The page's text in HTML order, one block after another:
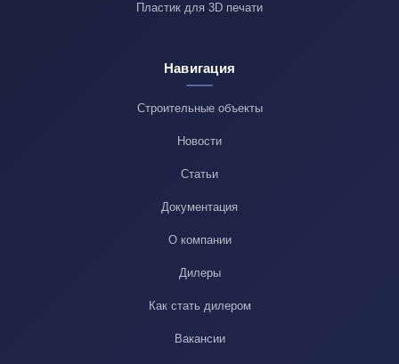
Пластик для 3D печати
Навигация
Строительные объекты
Новости
Статьи
Документация
О компании
Дилеры
Как стать дилером
Вакансии